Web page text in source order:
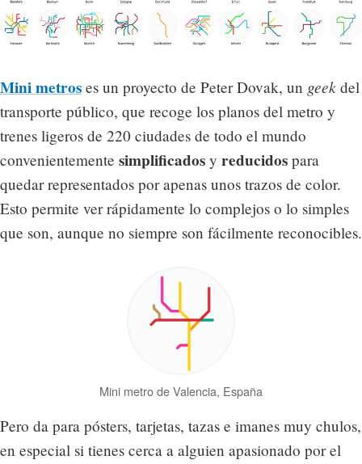
Mini metros es un proyecto de Peter Dovak, un geek del
transporte público, que recoge los planos del metro y
trenes ligeros de 220 ciudades de todo el mundo
convenientemente simplificados y reducidos para
quedar representados por apenas unos trazos de color.
Esto permite ver rápidamente lo complejos o lo simples
que son, aunque no siempre son fácilmente reconocibles.
Mini metro de Valencia, España
Pero da para pósters, tarjetas, tazas e imanes muy chulos,
en especial si tienes cerca a alguien apasionado por el